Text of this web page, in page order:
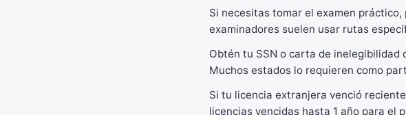
Si necesitas tomar el examen
examinadores suelen usar rutas
Obtén tu SSN o carta de inelegibilidad
Muchos estados lo requieren como
Si tu licencia extranjera venció
licencias vencidas hasta 1 año para el